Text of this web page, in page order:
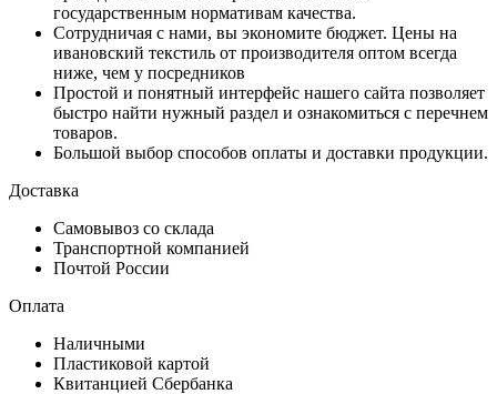
государственным нормативам качества.
Сотрудничая с нами, вы экономите бюджет. Цены на
ивановский текстиль от производителя оптом всегда
ниже, чем у посредников
Простой и понятный интерфейс нашего сайта позволяет
быстро найти нужный раздел и ознакомиться с перечнем
товаров.
Большой выбор способов оплаты и доставки продукции.
Доставка
Самовывоз со склада
Транспортной компанией
Почтой России
Оплата
Наличными
Пластиковой картой
Квитанцией Сбербанка